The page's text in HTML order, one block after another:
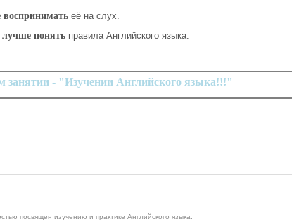
воспринимать её на слух.
лучше понять правила Английского языка.
занятии - "Изучении Английского языка!!!"
посвящен изучению и практике Английского языка.